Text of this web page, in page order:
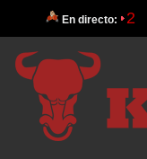
En directo: 2